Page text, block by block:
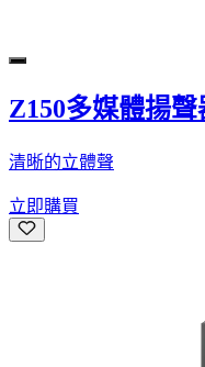
Z150多媒體揚聲
清晰的立體聲
立即購買